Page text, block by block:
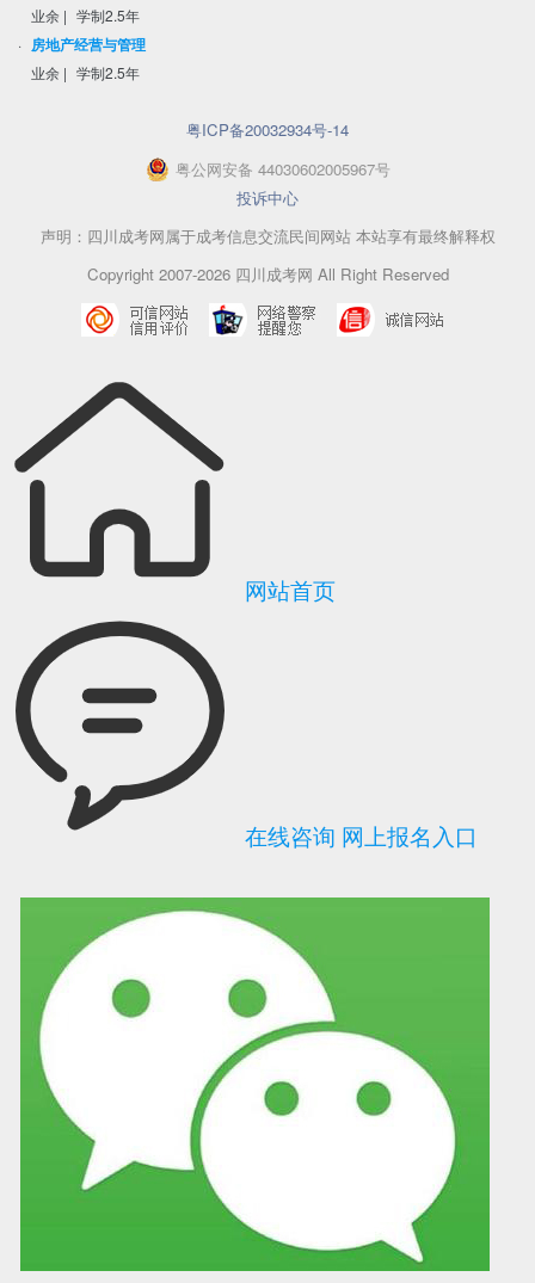
业余 | 学制2.5年
· 房地产经营与管理
业余 | 学制2.5年
粤ICP备20032934号-14
粤公网安备 44030602005967号
投诉中心
声明：四川成考网属于成考信息交流民间网站 本站享有最终解释权
Copyright 2007-2026 四川成考网 All Right Reserved
可信网站信用评 网络警察提醒你 诚信网站
网站首页
在线咨询 网上报名入口